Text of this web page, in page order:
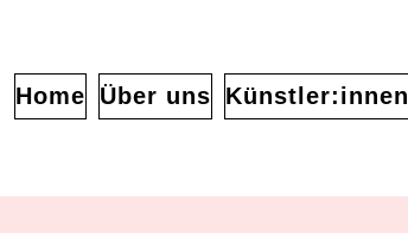
Home Über uns Künstler:innen